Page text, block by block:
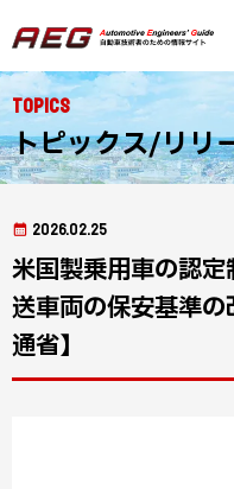
Topics
トピックス/リリ
2026.02.25
米国製乗用車の認
送車両の保安基準
通省】